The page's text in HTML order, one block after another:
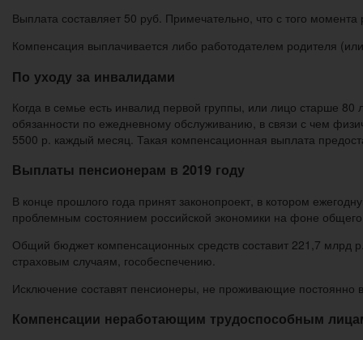
Выплата составляет 50 руб. Примечательно, что с того
Компенсация выплачивается либо работодателем родителя
По уходу за инвалидами
Когда в семье есть инвалид первой группы, или лицо старше
обязанности по ежедневному обслуживанию, в связи с чем
5500 р. каждый месяц. Такая компенсационная выплата
Выплаты пенсионерам в 2019 году
В конце прошлого года принят законопроект, в котором
проблемным состоянием российской экономики на фоне общего
Общий бюджет компенсационных средств составит 221,7 млрд
страховым случаям, гособеспечению.
Исключение составят пенсионеры, не проживающие постоянно
Компенсации неработающим трудоспособным